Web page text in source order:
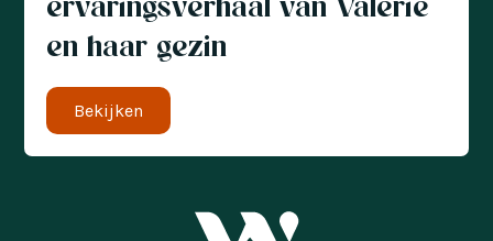
en haar gezin
Bekijken